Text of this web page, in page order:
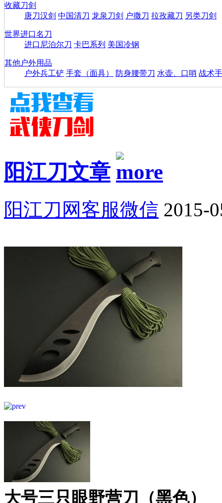
收藏刀剑
唐刀汉剑 中国清刀 龙泉刀剑 户撒刀 拉孜藏刀 另类刀剑
世界进口名刀
进口尼泊尔刀 卡巴系列 美国冷钢
其他户外用品
户外兵工铲 手套（面具） 防身腰带刀 水壶、口哨 战术
阳江刀文章
阳江刀网客服微信 2015-
大号三只眼野营刀（黑色）